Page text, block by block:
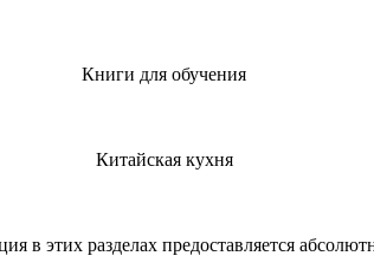
Книги для обучения
Китайская кухня
в этих разделах предоставляется